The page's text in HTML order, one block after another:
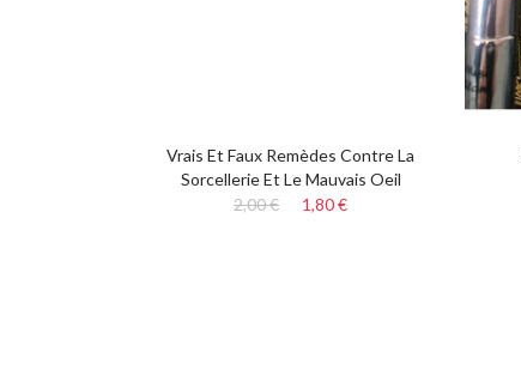
Vrais Et Faux Remèdes Contre La
Sorcellerie Et Le Mauvais Oeil
2,00 €
1,80 €